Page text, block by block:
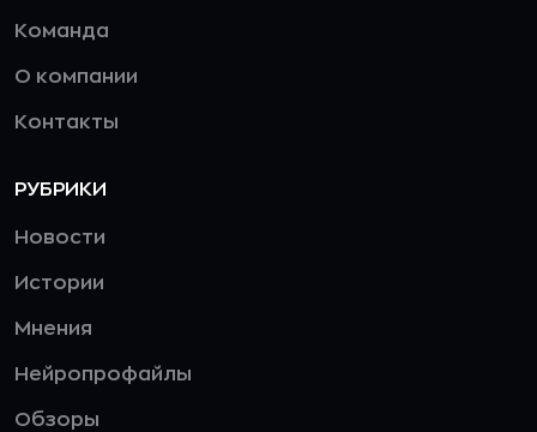
Команда
О компании
Контакты
РУБРИКИ
Новости
Истории
Мнения
Нейропрофайлы
Обзоры